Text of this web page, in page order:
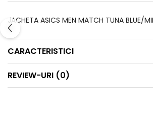
JACHETA ASICS MEN MATCH TUNA BLUE/
CARACTERISTICI
REVIEW-URI (0)